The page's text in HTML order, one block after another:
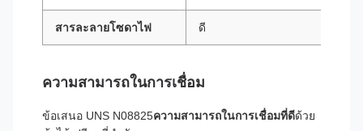
สารละลายโซดาไฟ ดี
ความสามารถในการเชื่อม
ข้อเสนอ UNS N08825ความสามารถในการเชื่อมที่ดีด้วย